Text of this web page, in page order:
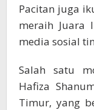
Pacitan juga
meraih Juara
media sosial
Salah satu
Hafiza
Timur, yang